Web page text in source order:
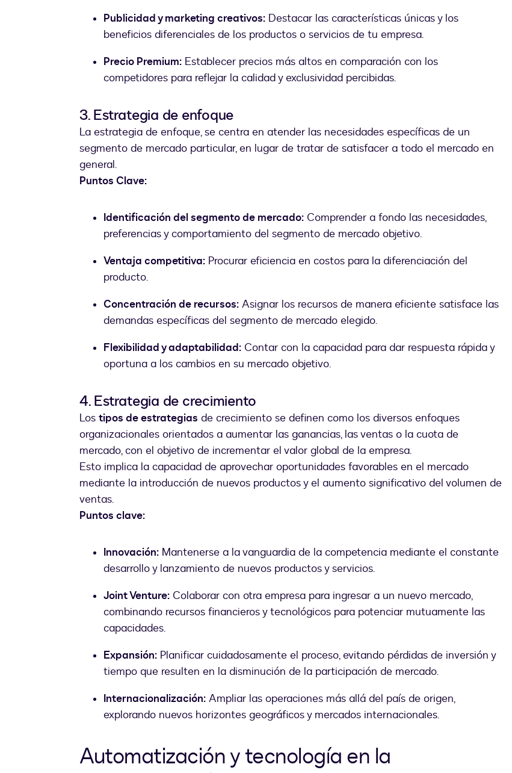
Publicidad y marketing creativos: Destacar las características únicas y los
beneficios diferenciales de los productos o servicios de tu empresa.
Precio Premium: Establecer precios más altos en comparación con los
competidores para reflejar la calidad y exclusividad percibidas.
3. Estrategia de enfoque
La estrategia de enfoque, se centra en atender las necesidades específicas de un
segmento de mercado particular, en lugar de tratar de satisfacer a todo el mercado en
general.
Puntos Clave:
Identificación del segmento de mercado: Comprender a fondo las necesidades,
preferencias y comportamiento del segmento de mercado objetivo.
Ventaja competitiva: Procurar eficiencia en costos para la diferenciación del
producto.
Concentración de recursos: Asignar los recursos de manera eficiente satisface las
demandas específicas del segmento de mercado elegido.
Flexibilidad y adaptabilidad: Contar con la capacidad para dar respuesta rápida y
oportuna a los cambios en su mercado objetivo.
4. Estrategia de crecimiento
Los tipos de estrategias de crecimiento se definen como los diversos enfoques
organizacionales orientados a aumentar las ganancias, las ventas o la cuota de
mercado, con el objetivo de incrementar el valor global de la empresa.
Esto implica la capacidad de aprovechar oportunidades favorables en el mercado
mediante la introducción de nuevos productos y el aumento significativo del volumen de
ventas.
Puntos clave:
Innovación: Mantenerse a la vanguardia de la competencia mediante el constante
desarrollo y lanzamiento de nuevos productos y servicios.
Joint Venture: Colaborar con otra empresa para ingresar a un nuevo mercado,
combinando recursos financieros y tecnológicos para potenciar mutuamente las
capacidades.
Expansión: Planificar cuidadosamente el proceso, evitando pérdidas de inversión y
tiempo que resulten en la disminución de la participación de mercado.
Internacionalización: Ampliar las operaciones más allá del país de origen,
explorando nuevos horizontes geográficos y mercados internacionales.
Automatización y tecnología en la